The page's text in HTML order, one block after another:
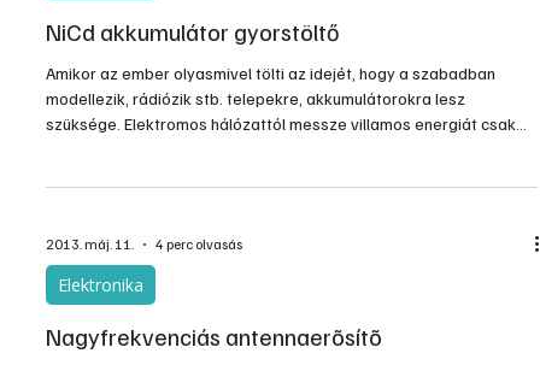
NiCd akkumulátor gyorstöltő
Amikor az ember olyasmivel tölti az idejét, hogy a szabadban
modellezik, rádiózik stb. telepekre, akkumulátorokra lesz
szüksége. Elektromos hálózattól messze villamos energiát csak
voltos, savas ólomakkumulátort és késõbb a leme
2013. máj. 11. 4 perc olvasás
Elektronika
Nagyfrekvenciás antennaerõsítõ